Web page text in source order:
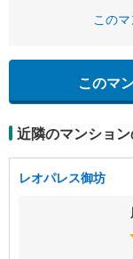
この
このマ
近隣のマンショ
レオパレス御坊